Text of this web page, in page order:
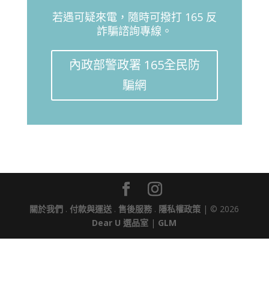
若遇可疑來電，隨時可撥打 165 反
詐騙諮詢專線。
內政部警政署 165全民防
騙網
關於我們 .付款與運送 .售後服務 . 隱私權政策 | © 2026
Dear U 選品室 | GLM